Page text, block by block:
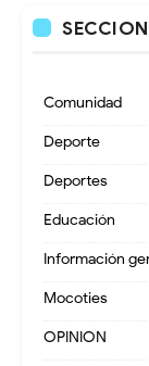
Comunidad
Deporte
Deportes
Educación
Información
Mocoties
OPINION